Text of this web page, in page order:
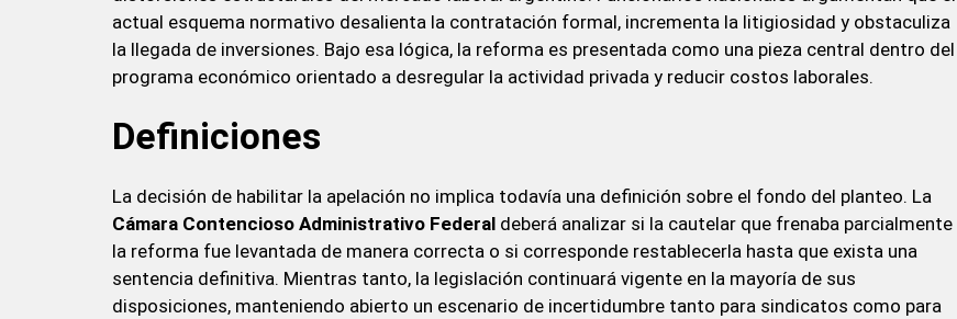
actual esquema normativo desalienta la contratación formal, incrementa la litigiosidad y obstaculiza
la llegada de inversiones. Bajo esa lógica, la reforma es presentada como una pieza central dentro del
programa económico orientado a desregular la actividad privada y reducir costos laborales.
Definiciones
La decisión de habilitar la apelación no implica todavía una definición sobre el fondo del planteo. La
Cámara Contencioso Administrativo Federal deberá analizar si la cautelar que frenaba parcialmente
la reforma fue levantada de manera correcta o si corresponde restablecerla hasta que exista una
sentencia definitiva. Mientras tanto, la legislación continuará vigente en la mayoría de sus
disposiciones, manteniendo abierto un escenario de incertidumbre tanto para sindicatos como para